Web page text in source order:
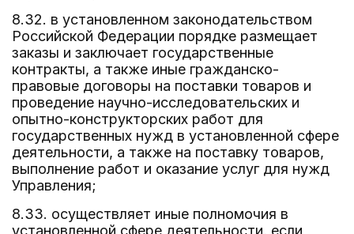
8.32. в установленном законодательством
Российской Федерации порядке размещает
заказы и заключает государственные
контракты, а также иные гражданско-
правовые договоры на поставки товаров и
проведение научно-исследовательских и
опытно-конструкторских работ для
государственных нужд в установленной сфере
деятельности, а также на поставку товаров,
выполнение работ и оказание услуг для нужд
Управления;
8.33. осуществляет иные полномочия в
установленной сфере деятельности, если